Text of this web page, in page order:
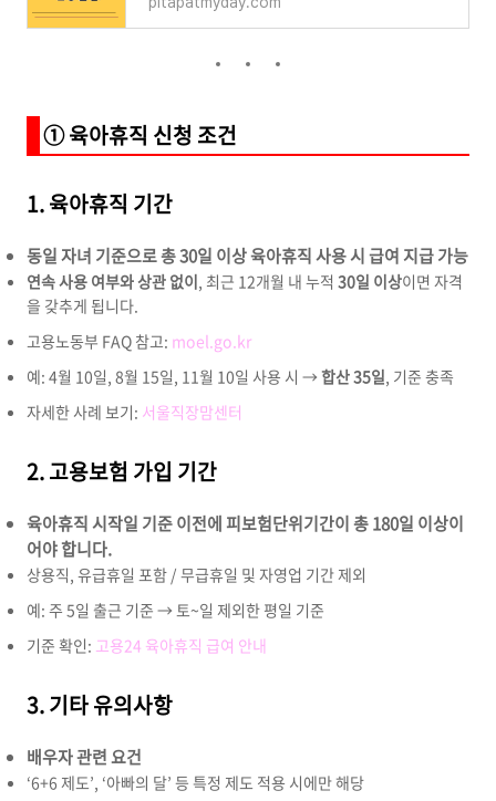
① 육아휴직 신청 조건
1. 육아휴직 기간
동일 자녀 기준으로 총 30일 이상 육아휴직 사용 시 급여 지급 가능
연속 사용 여부와 상관 없이, 최근 12개월 내 누적 30일 이상이면 자격
을 갖추게 됩니다.
고용노동부 FAQ 참고: moel.go.kr
예: 4월 10일, 8월 15일, 11월 10일 사용 시 → 합산 35일, 기준 충족
자세한 사례 보기: 서울직장맘센터
2. 고용보험 가입 기간
육아휴직 시작일 기준 이전에 피보험단위기간이 총 180일 이상이
어야 합니다.
상용직, 유급휴일 포함 / 무급휴일 및 자영업 기간 제외
예: 주 5일 출근 기준 → 토~일 제외한 평일 기준
기준 확인: 고용24 육아휴직 급여 안내
3. 기타 유의사항
배우자 관련 요건
‘6+6 제도’, ‘아빠의 달’ 등 특정 제도 적용 시에만 해당